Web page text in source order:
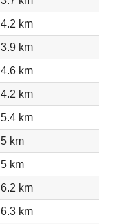
4.2 km
3.9 km
4.6 km
4.2 km
5.4 km
5 km
5 km
6.2 km
6.3 km